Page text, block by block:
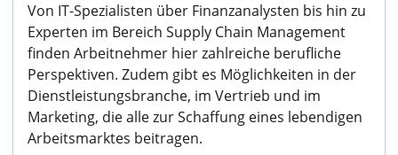
Von IT-Spezialisten über Finanzanalysten bis hin zu
Experten im Bereich Supply Chain Management
finden Arbeitnehmer hier zahlreiche berufliche
Perspektiven. Zudem gibt es Möglichkeiten in der
Dienstleistungsbranche, im Vertrieb und im
Marketing, die alle zur Schaffung eines lebendigen
Arbeitsmarktes beitragen.